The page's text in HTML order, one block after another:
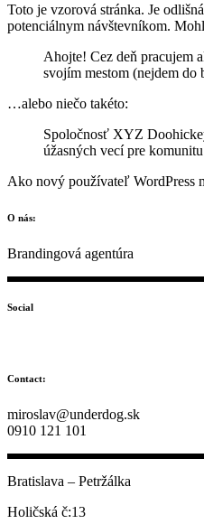
Toto je vzorová stránka. Je
potenciálnym návštevníkom.
Ahojte! Cez deň pracujem
svojím mestom (nejdem do
…alebo niečo takéto:
Spoločnosť XYZ
úžasných vecí pre
Ako nový používateľ WordPress
O nás:
Brandingová agentúra
Social
Contact:
miroslav@underdog.sk
0910 121 101
Bratislava – Petržálka
Holičská č:13